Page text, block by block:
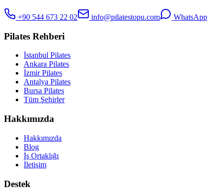
+90 544 673 22 02 info@pilatestopu.com WhatsApp
Pilates Rehberi
İstanbul Pilates
Ankara Pilates
İzmir Pilates
Antalya Pilates
Bursa Pilates
Tüm Şehirler
Hakkımızda
Hakkımızda
Blog
İş Ortaklığı
İletişim
Destek